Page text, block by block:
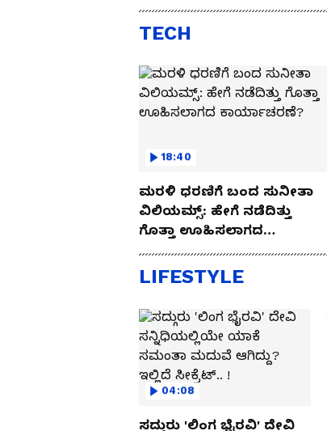
TECH
18:40
ಮರಳಿ ಧರಣಿಗೆ ಬಂದ ಸುನೀತಾ
ವಿಲಿಯಮ್ಸ್: ಹೇಗೆ ನಡೆದಿತ್ತು
ಗೊತ್ತಾ ಊಹಿಸಲಾಗದ
ಕಾರ್ಯಾಚರಣೆ?
LIFESTYLE
04:08
ಸದ್ಗುರು 'ಲಿಂಗ ಭೈರವಿ' ದೇವಿ